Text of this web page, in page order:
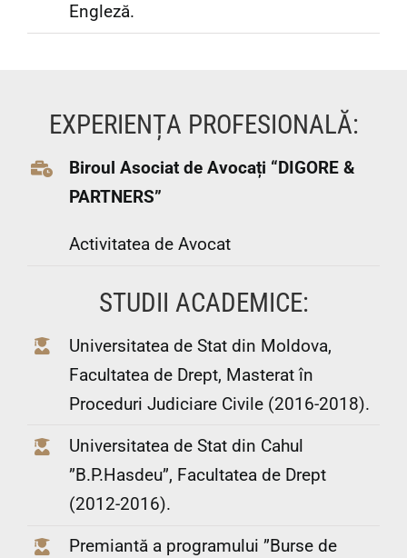
Engleză.
EXPERIENȚA PROFESIONALĂ:
Biroul Asociat de Avocați “DIGORE &
PARTNERS”
Activitatea de Avocat
STUDII ACADEMICE:
Universitatea de Stat din Moldova,
Facultatea de Drept, Masterat în
Proceduri Judiciare Civile (2016-2018).
Universitatea de Stat din Cahul
”B.P.Hasdeu”, Facultatea de Drept
(2012-2016).
Premiantă a programului ”Burse de